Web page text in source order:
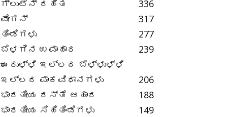
ಗ್ಲುಟೆನ್ ರಹಿತ
336
ವೇಗನ್
317
ತಿಂಡಿಗಳು
277
ಬೆಳಗಿನ ಉಪಾಹಾರ
239
ಈರುಳ್ಳಿ ಇಲ್ಲದ ಬೆಳ್ಳುಳ್ಳಿ
ಇಲ್ಲದ ಪಾಕವಿಧಾನಗಳು
206
ಭಾರತೀಯ ರಸ್ತೆ ಆಹಾರ
188
ಭಾರತೀಯ ಸಿಹಿತಿಂಡಿಗಳು
149